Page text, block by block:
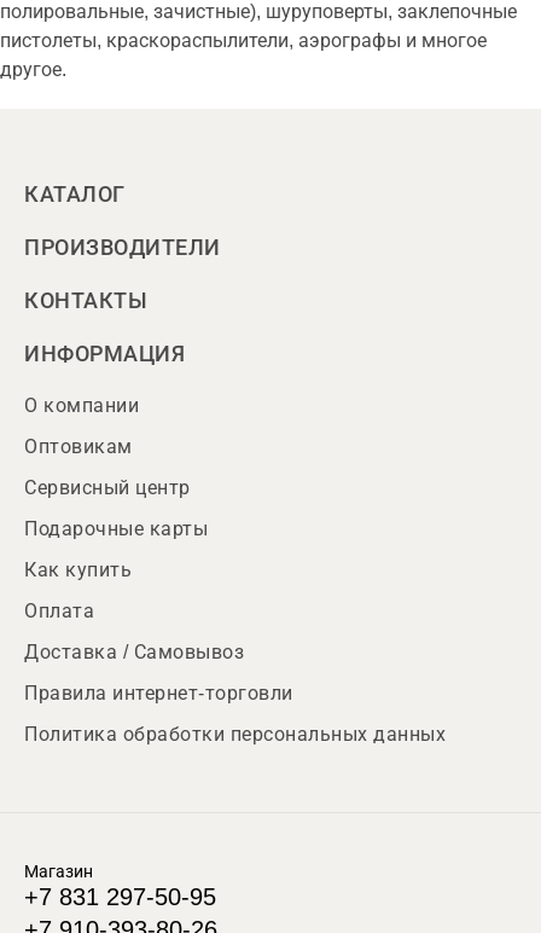
полировальные, зачистные), шуруповерты, заклепочные
пистолеты, краскораспылители, аэрографы и многое
другое.
КАТАЛОГ
ПРОИЗВОДИТЕЛИ
КОНТАКТЫ
ИНФОРМАЦИЯ
О компании
Оптовикам
Сервисный центр
Подарочные карты
Как купить
Оплата
Доставка / Самовывоз
Правила интернет-торговли
Политика обработки персональных данных
Магазин
+7 831 297-50-95